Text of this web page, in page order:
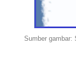
Sumber gambar: